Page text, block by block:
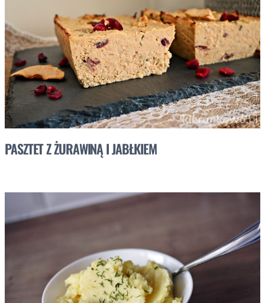
PASZTET Z ŻURAWINĄ I JABŁKIEM